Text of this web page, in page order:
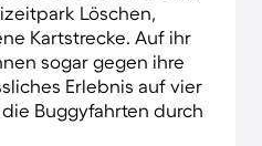
Löschen,
Kartstrecke. Auf ihr
sogar gegen ihre
Erlebnis auf vier
Buggyfahrten durch